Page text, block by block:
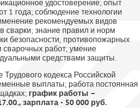
удостоверение; опыт
1 года; соблюдение технологии
рекомендуемых видов
сварки; знание правил и норм
безопасности, противопожарных
работ; умение
средствами защиты.
кодекса Российской
выплаты; работа постоянная
график работы –
зарплата - 50 000 руб.